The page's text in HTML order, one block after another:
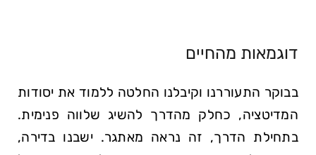
דוגמאות מהחיים
בבוקר התעוררנו וקיבלנו החלטה ללמוד את יסודות
המדיטציה, כחלק מהדרך להשיג שלווה פנימית.
בתחילת הדרך, זה נראה מאתגר. ישבנו בדירה,